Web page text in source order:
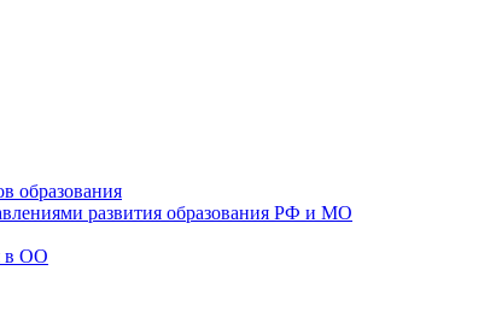
образования
развития образования РФ и МО
в ОО